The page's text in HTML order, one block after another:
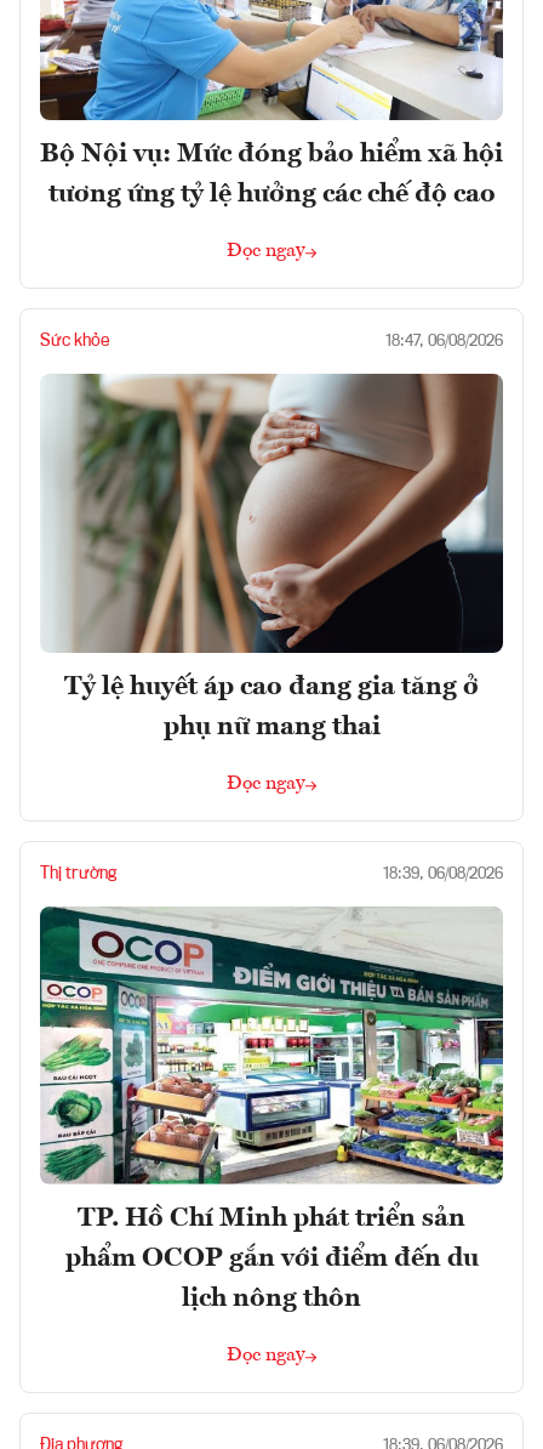
Bộ Nội vụ: Mức đóng bảo hiểm xã hội
tương ứng tỷ lệ hưởng các chế độ cao
Đọc ngay
Sức khỏe 18:47, 06/08/2026
Tỷ lệ huyết áp cao đang gia tăng ở
phụ nữ mang thai
Đọc ngay
Thị trường 18:39, 06/08/2026
TP. Hồ Chí Minh phát triển sản
phẩm OCOP gắn với điểm đến du
lịch nông thôn
Đọc ngay
Địa phương 18:39, 06/08/2026